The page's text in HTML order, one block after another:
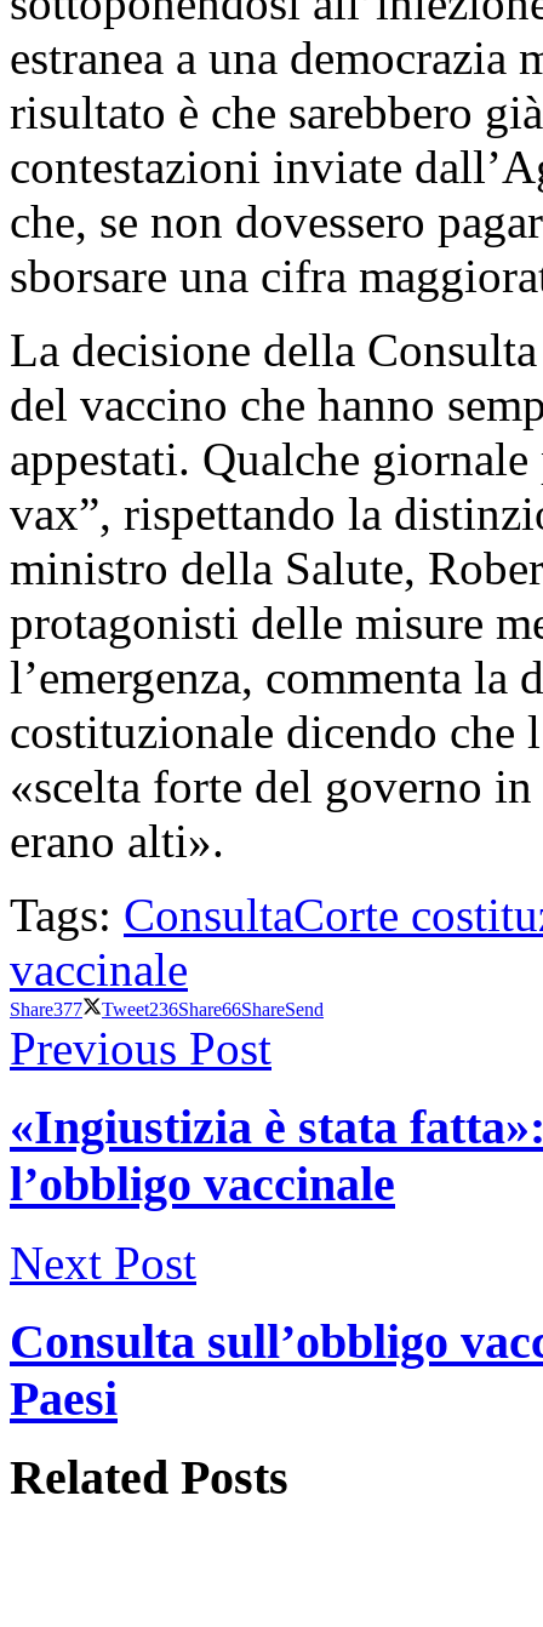
estranea a una
risultato è che sarebbero
contestazioni inviate
che, se non dovessero
sborsare una cifra
La decisione della
del vaccino che hanno
appestati. Qualche
vax”, rispettando la
ministro della Salute,
protagonisti delle misure
l’emergenza, commenta la
costituzionale dicendo che
«scelta forte del governo
erano alti».
Tags: ConsultaCorte
vaccinale
Share377 Tweet236Share66ShareSend
Previous Post
«Ingiustizia è stata
l’obbligo vaccinale
Next Post
Consulta sull’obbligo
Paesi
Related Posts